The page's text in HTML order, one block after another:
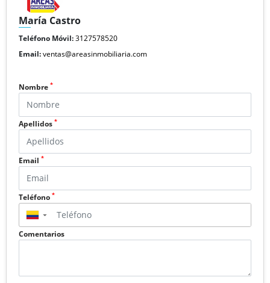
María Castro
Teléfono Móvil:3127578520
Email:ventas@areasinmobiliaria.com
Nombre *
Apellidos *
Email *
Teléfono *
▼
Comentarios